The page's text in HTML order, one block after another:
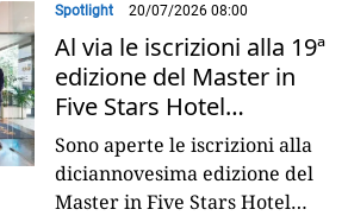
Spotlight 20/07/2026 08:00
Al via le iscrizioni alla 19ª
edizione del Master in
Five Stars Hotel
Management
Sono aperte le iscrizioni alla
diciannovesima edizione del
Master in Five Stars Hotel